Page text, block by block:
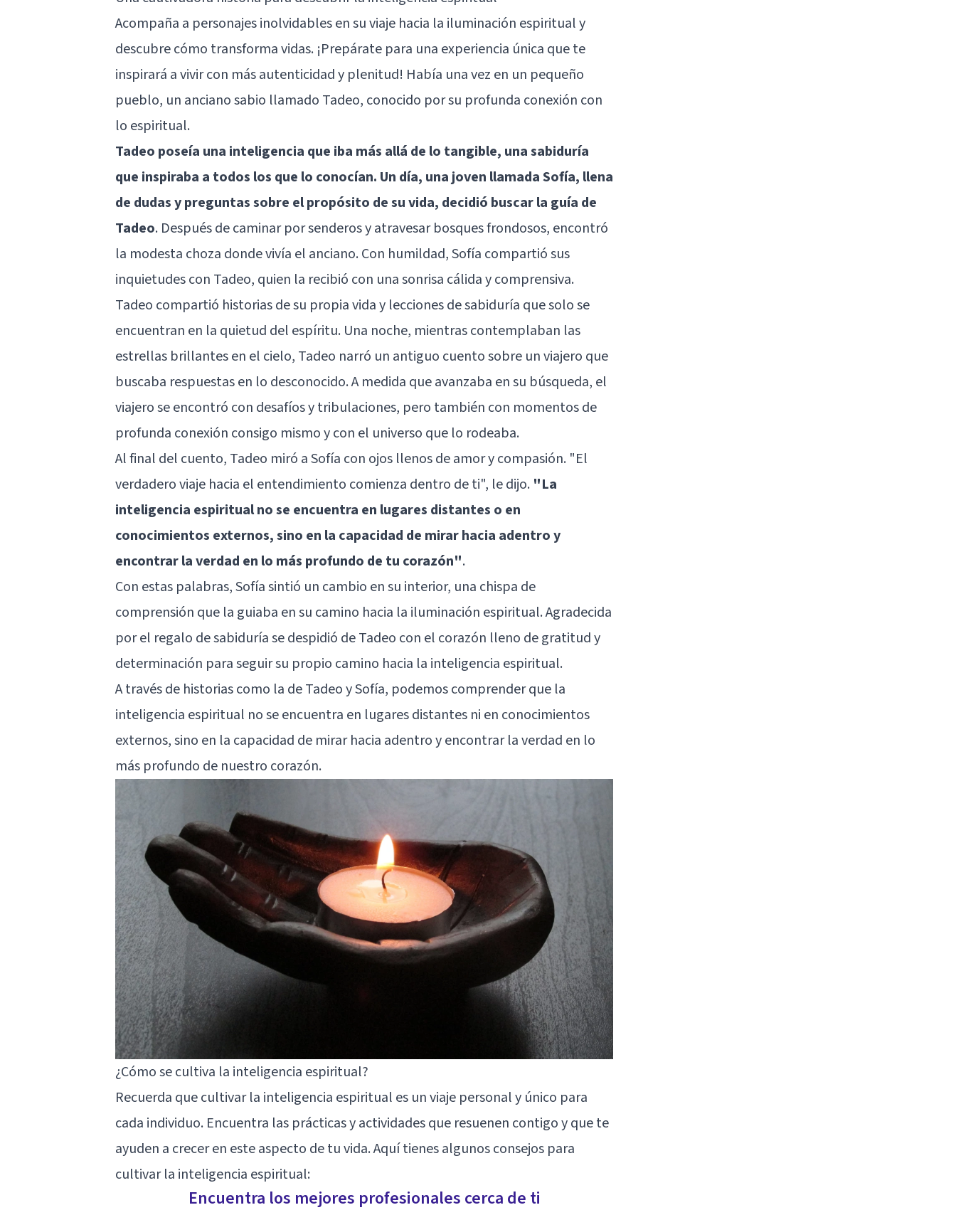
Acompaña a personajes inolvidables en su viaje hacia la iluminación espiritual y
descubre cómo transforma vidas. ¡Prepárate para una experiencia única que te
inspirará a vivir con más autenticidad y plenitud! Había una vez en un pequeño
pueblo, un anciano sabio llamado Tadeo, conocido por su profunda conexión con
lo espiritual.
Tadeo poseía una inteligencia que iba más allá de lo tangible, una sabiduría
que inspiraba a todos los que lo conocían. Un día, una joven llamada Sofía, llena
de dudas y preguntas sobre el propósito de su vida, decidió buscar la guía de
Tadeo. Después de caminar por senderos y atravesar bosques frondosos, encontró
la modesta choza donde vivía el anciano. Con humildad, Sofía compartió sus
inquietudes con Tadeo, quien la recibió con una sonrisa cálida y comprensiva.
Tadeo compartió historias de su propia vida y lecciones de sabiduría que solo se
encuentran en la quietud del espíritu. Una noche, mientras contemplaban las
estrellas brillantes en el cielo, Tadeo narró un antiguo cuento sobre un viajero que
buscaba respuestas en lo desconocido. A medida que avanzaba en su búsqueda, el
viajero se encontró con desafíos y tribulaciones, pero también con momentos de
profunda conexión consigo mismo y con el universo que lo rodeaba.
Al final del cuento, Tadeo miró a Sofía con ojos llenos de amor y compasión. "El
verdadero viaje hacia el entendimiento comienza dentro de ti", le dijo. "La
inteligencia espiritual no se encuentra en lugares distantes o en
conocimientos externos, sino en la capacidad de mirar hacia adentro y
encontrar la verdad en lo más profundo de tu corazón".
Con estas palabras, Sofía sintió un cambio en su interior, una chispa de
comprensión que la guiaba en su camino hacia la iluminación espiritual. Agradecida
por el regalo de sabiduría se despidió de Tadeo con el corazón lleno de gratitud y
determinación para seguir su propio camino hacia la inteligencia espiritual.
A través de historias como la de Tadeo y Sofía, podemos comprender que la
inteligencia espiritual no se encuentra en lugares distantes ni en conocimientos
externos, sino en la capacidad de mirar hacia adentro y encontrar la verdad en lo
más profundo de nuestro corazón.
¿Cómo se cultiva la inteligencia espiritual?
Recuerda que cultivar la inteligencia espiritual es un viaje personal y único para
cada individuo. Encuentra las prácticas y actividades que resuenen contigo y que te
ayuden a crecer en este aspecto de tu vida. Aquí tienes algunos consejos para
cultivar la inteligencia espiritual:
Encuentra los mejores profesionales cerca de ti